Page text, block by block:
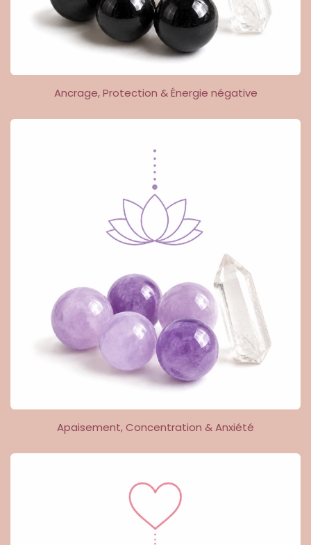
Ancrage, Protection & Énergie négative
Apaisement, Concentration & Anxiété